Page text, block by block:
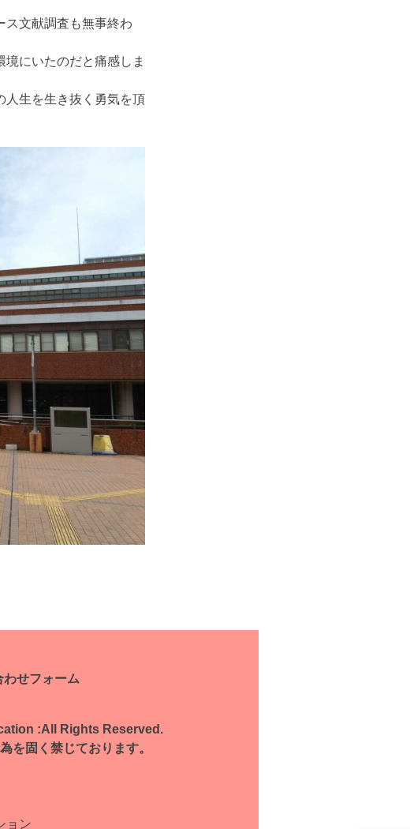
ス文献調査も無事終わ
にいたのだと痛感しま
人生を生き抜く勇気を頂
わせフォーム
:All Rights Reserved.
を固く禁じております。
ョン